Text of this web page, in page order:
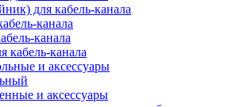
для кабель-канала
канала
канала
кабель-канала
и аксессуары
и аксессуары